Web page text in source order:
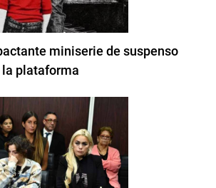
miniserie de suspenso
la plataforma